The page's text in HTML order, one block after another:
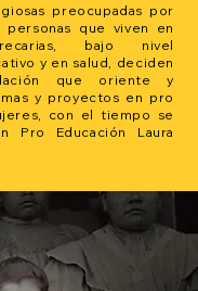
preocupadas por
que viven en
bajo nivel
y en salud, deciden
que oriente y
y proyectos en pro
con el tiempo se
Pro Educación Laura